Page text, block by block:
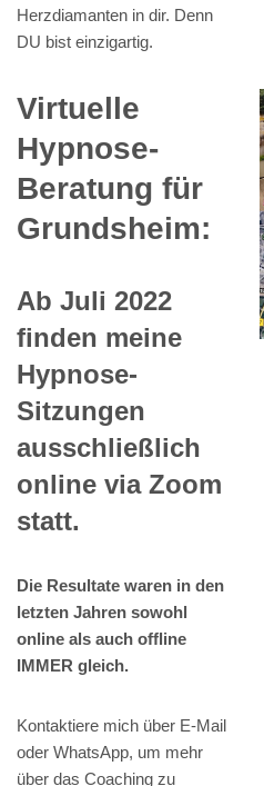
Herzdiamanten in dir. Denn
DU bist einzigartig.
Virtuelle
Hypnose-
Beratung für
Grundsheim:
Ab Juli 2022
finden meine
Hypnose-
Sitzungen
ausschließlich
online via Zoom
statt.
Die Resultate waren in den
letzten Jahren sowohl
online als auch offline
IMMER gleich.
Kontaktiere mich über E-Mail
oder WhatsApp, um mehr
über das Coaching zu